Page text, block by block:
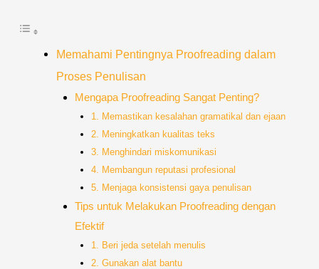
Memahami Pentingnya Proofreading dalam
Proses Penulisan
Mengapa Proofreading Sangat Penting?
1. Memastikan kesalahan gramatikal dan ejaan
2. Meningkatkan kualitas teks
3. Menghindari miskomunikasi
4. Membangun reputasi profesional
5. Menjaga konsistensi gaya penulisan
Tips untuk Melakukan Proofreading dengan
Efektif
1. Beri jeda setelah menulis
2. Gunakan alat bantu